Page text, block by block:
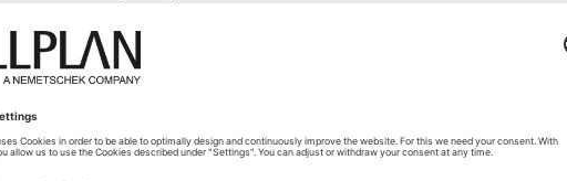
[Frage]Korrekte Darstellung erst im Plan (Zeichnungstypen)
01.02.2017 - 09:38
CAD Verwaltung
[Frage]Datenzugriff lokal[Gelöst]
02.12.2021 - 07:18- vonoliver_2025